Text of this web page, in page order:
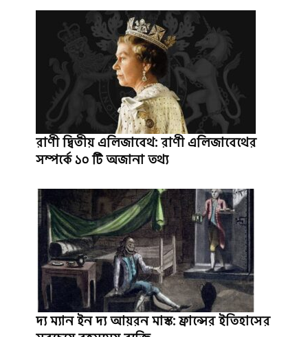
রাণী দ্বিতীয় এলিজাবেথ: রাণী এলিজাবেথের
সম্পর্কে ১০ টি অজানা তথ্য
দ্য ম্যান ইন দ্য আয়রন মাস্ক: ফ্রান্সের ইতিহাসের